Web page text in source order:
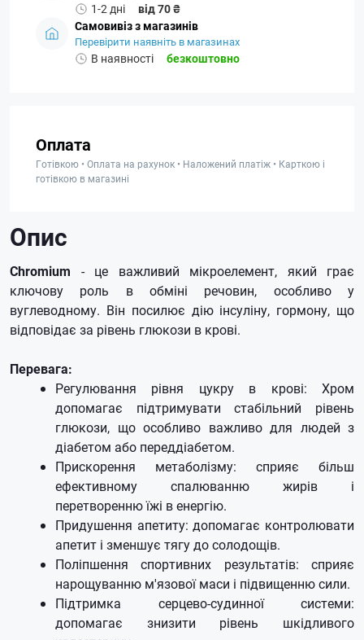
1-2 дні
від 70 ₴
Самовивіз з магазинів
Перевірити наявніть в магазинах
В наявності безкоштовно
Оплата
Готівкою • Оплата на рахунок • Наложений платіж • Карткою і
готівкою в магазині
Опис
Chromium - це важливий мікроелемент, який грає
ключову роль в обміні речовин, особливо у
вуглеводному. Він посилює дію інсуліну, гормону, що
відповідає за рівень глюкози в крові.
Перевага:
Регулювання рівня цукру в крові: Хром
допомагає підтримувати стабільний рівень
глюкози, що особливо важливо для людей з
діабетом або переддіабетом.
Прискорення метаболізму: сприяє більш
ефективному спалюванню жирів і
перетворенню їжі в енергію.
Придушення апетиту: допомагає контролювати
апетит і зменшує тягу до солодощів.
Поліпшення спортивних результатів: сприяє
нарощуванню м'язової маси і підвищенню сили.
Підтримка серцево-судинної системи:
допомагає знизити рівень шкідливого